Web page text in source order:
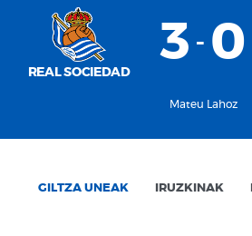
REAL SOCIEDAD
3 - 0
Mateu Lahoz
GILTZA UNEAK IRUZKINAK